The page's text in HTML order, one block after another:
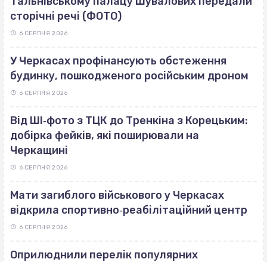
сторічні речі (ФОТО)
6 СЕРПНЯ 2026
У Черкасах профінансують обстеження
будинку, пошкодженого російським дроном
6 СЕРПНЯ 2026
Від ШІ‐фото з ТЦК до Тренкіна з Корецьким:
добірка фейків, які поширювали на
Черкащині
6 СЕРПНЯ 2026
Мати загиблого військового у Черкасах
відкрила спортивно‐реабілітаційний центр
6 СЕРПНЯ 2026
Оприлюднили перелік популярних